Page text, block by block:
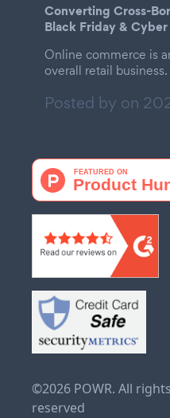
Converting Cross-
Black Friday &
Online commerce is
overall retail business.
Posted by on
©2026 POWR. All rights
reserved